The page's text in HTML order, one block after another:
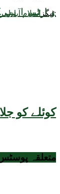
واٹس ایپ
کوئلے کو
ٹیگز: اسلام آباد
متعلقہ